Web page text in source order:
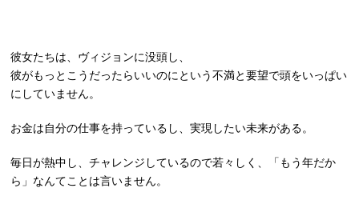
彼女たちは、ヴィジョンに没頭し、
彼がもっとこうだったらいいのにという不満と要望で頭をいっぱい
にしていません。
お金は自分の仕事を持っているし、実現したい未来がある。
毎日が熱中し、チャレンジしているので若々しく、「もう年だか
ら」なんてことは言いません。